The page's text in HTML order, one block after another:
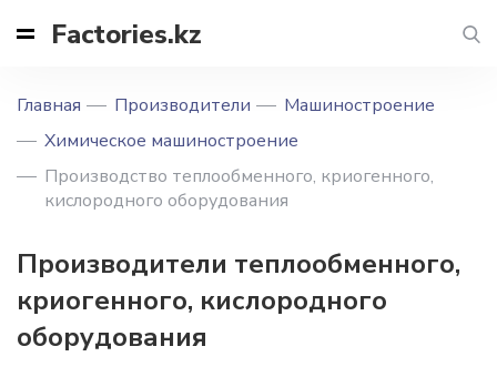
Factories.kz
Главная Производители
Машиностроение
Химическое машиностроение
Производство теплообменного, криогенного,
кислородного оборудования
Производители теплообменного,
криогенного, кислородного
оборудования